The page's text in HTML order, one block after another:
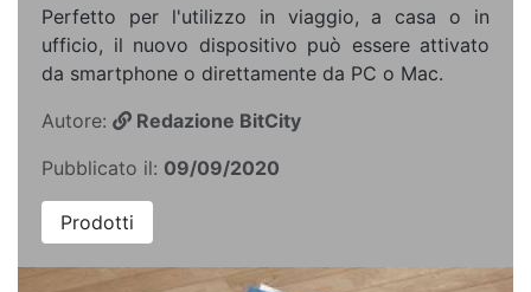
Perfetto per l'utilizzo in viaggio, a casa o in
ufficio, il nuovo dispositivo può essere attivato
da smartphone o direttamente da PC o Mac.
Autore:
Redazione BitCity
Pubblicato il: 09/09/2020
Prodotti